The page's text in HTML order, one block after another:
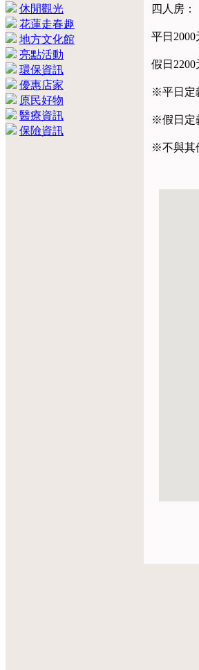
休閒觀光
花蓮走春趣
地方文化館
亮點活動
環保資訊
優惠店家
原民好物
醫療資訊
保險資訊
四人房：
平日2000
假日2200
※平日定
※假日定
※不與其